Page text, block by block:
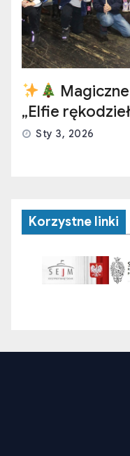
„Elfie
Sty 3, 2026
Korzystne linki